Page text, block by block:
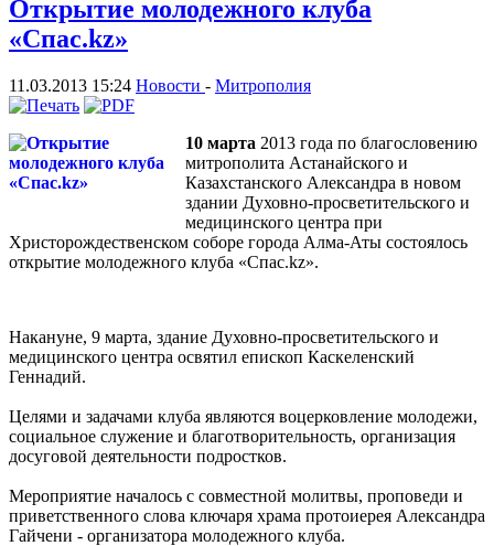
Открытие молодежного клуба
«Спас.kz»
11.03.2013 15:24 Новости - Митрополия
10 марта 2013 года по благословению
митрополита Астанайского и
Казахстанского Александра в новом
здании Духовно-просветительского и
медицинского центра при
Христорождественском соборе города Алма-Аты состоялось
открытие молодежного клуба «Спас.kz».
Накануне, 9 марта, здание Духовно-просветительского и
медицинского центра освятил епископ Каскеленский
Геннадий.
Целями и задачами клуба являются воцерковление молодежи,
социальное служение и благотворительность, организация
досуговой деятельности подростков.
Мероприятие началось с совместной молитвы, проповеди и
приветственного слова ключаря храма протоиерея Александра
Гайчени - организатора молодежного клуба.